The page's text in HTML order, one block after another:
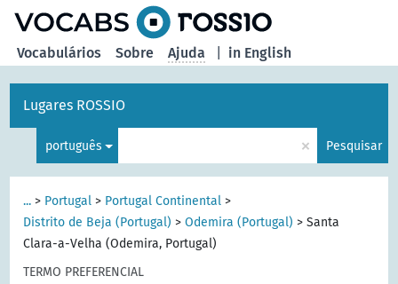
in English
Vocabulários Sobre Ajuda
Lugares ROSSIO
português × Pesquisar
... > Portugal > Portugal Continental >
Distrito de Beja (Portugal) >Odemira (Portugal) >Santa
Clara-a-Velha (Odemira, Portugal)
TERMO PREFERENCIAL